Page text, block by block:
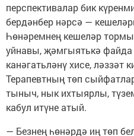
перспективалар бик
бердәнбер нәрсә —
Һөнәремнең кешеләр
уйнавы, җәмгыятькә файда
канәгатьләнү хисе, ләззәт
Терапевтның төп
тыныч, нык ихтыярлы,
кабул итүне атый.
— Безнең һөнәрдә иң төп